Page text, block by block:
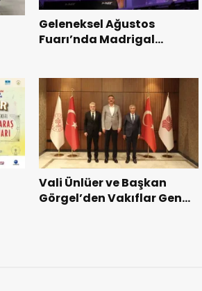
Geleneksel Ağustos
Fuarı’nda Madrigal
Vali Ünlüer ve Başkan
Görgel’den Vakıflar Genel